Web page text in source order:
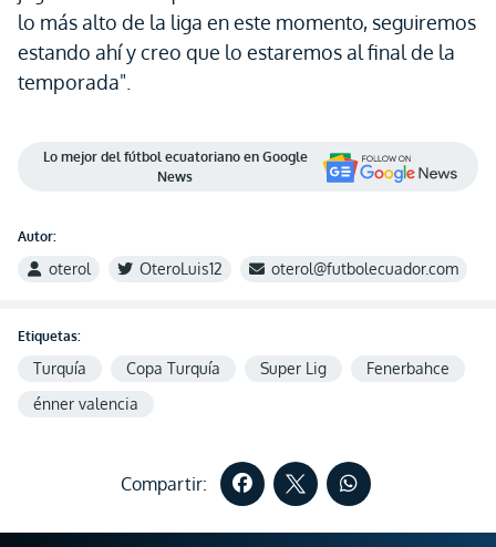
lo más alto de la liga en este momento, seguiremos
estando ahí y creo que lo estaremos al final de la
temporada".
Lo mejor del fútbol ecuatoriano en Google
News
Autor:
oterol OteroLuis12 oterol@futbolecuador.com
Etiquetas:
Turquía Copa Turquía Super Lig
Fenerbahce
énner valencia
Compartir: